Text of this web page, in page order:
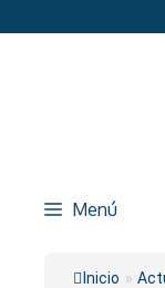
al
Menú
Inicio »